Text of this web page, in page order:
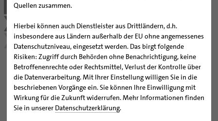
Quellen zusammen.
Hierbei können auch Dienstleister aus Drittländern, d.h.
insbesondere aus Ländern außerhalb der EU ohne angemessenes
Datenschutzniveau, eingesetzt werden. Das birgt folgende
Risiken: Zugriff durch Behörden ohne Benachrichtigung, keine
Betroffenenrechte oder Rechtsmittel, Verlust der Kontrolle über
die Datenverarbeitung. Mit Ihrer Einstellung willigen Sie in die
beschriebenen Vorgänge ein. Sie können Ihre Einwilligung mit
Wirkung für die Zukunft widerrufen. Mehr Informationen finden
Sie in unserer Datenschutzerklärung.
Bischöfe
Weihbischof Dr. Martin Marahrens
Bischof em. Norbert Trelle
Weihbischof em. Bongartz
Weihbischof em. Schwerdtfeger
Weihbischof em. Koitz
Bischof em. Dr. Wüstenberg
Bistum Hildesheim
Bischof em. Norbert Trelle
75. Geburtstag von Bischof Norbert Trelle
75. Geburtstag von Bischof
Norbert Trelle
Seit Februar 2006 ist Norbert Trelle Bischof von